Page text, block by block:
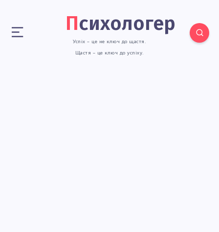
Психологер
Успіх – це не ключ до щастя.
Щастя – це ключ до успіху.